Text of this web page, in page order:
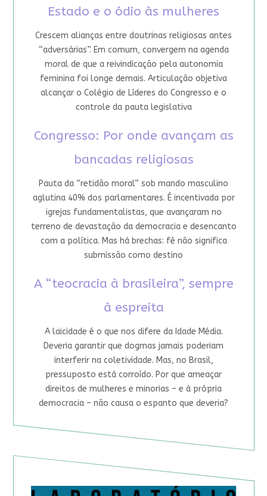
Estado e o ódio às mulheres
Crescem alianças entre doutrinas religiosas antes
“adversárias”. Em comum, convergem na agenda
moral de que a reivindicação pela autonomia
feminina foi longe demais. Articulação objetiva
alcançar o Colégio de Líderes do Congresso e o
controle da pauta legislativa
Congresso: Por onde avançam as
bancadas religiosas
Pauta da “retidão moral” sob mando masculino
aglutina 40% dos parlamentares. É incentivada por
igrejas fundamentalistas, que avançaram no
terreno de devastação da democracia e desencanto
com a política. Mas há brechas: fé não significa
submissão como destino
A “teocracia à brasileira”, sempre
à espreita
A laicidade é o que nos difere da Idade Média.
Deveria garantir que dogmas jamais poderiam
interferir na coletividade. Mas, no Brasil,
pressuposto está corroído. Por que ameaçar
direitos de mulheres e minorias – e à própria
democracia – não causa o espanto que deveria?